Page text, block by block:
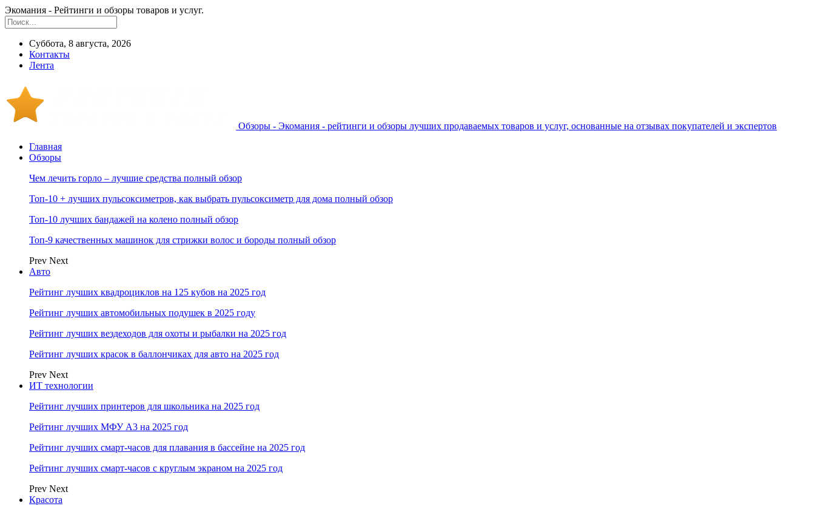
Экомания - Рейтинги и обзоры товаров и услуг.
Суббота, 8 августа, 2026
Контакты
Лента
Обзоры - Экомания - рейтинги и обзоры лучших продаваемых товаров и услуг, основанные на отзывах покупателей и экспертов
Главная
Обзоры
Чем лечить горло – лучшие средства полный обзор
Топ-10 + лучших пульсоксиметров, как выбрать пульсоксиметр для дома полный обзор
Топ-10 лучших бандажей на колено полный обзор
Топ-9 качественных машинок для стрижки волос и бороды полный обзор
Prev Next
Авто
Рейтинг лучших квадроциклов на 125 кубов на 2025 год
Рейтинг лучших автомобильных подушек в 2025 году
Рейтинг лучших вездеходов для охоты и рыбалки на 2025 год
Рейтинг лучших красок в баллончиках для авто на 2025 год
Prev Next
ИТ технологии
Рейтинг лучших принтеров для школьника на 2025 год
Рейтинг лучших МФУ А3 на 2025 год
Рейтинг лучших смарт-часов для плавания в бассейне на 2025 год
Рейтинг лучших смарт-часов с круглым экраном на 2025 год
Prev Next
Красота